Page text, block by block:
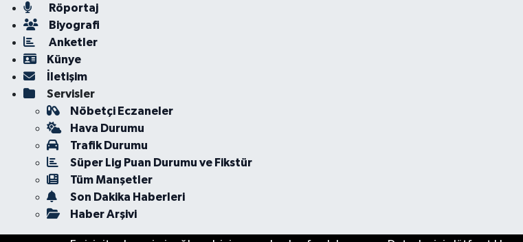
Röportaj
Biyografi
Anketler
Künye
İletişim
Servisler
Nöbetçi Eczaneler
Hava Durumu
Trafik Durumu
Süper Lig Puan Durumu ve Fikstür
Tüm Manşetler
Son Dakika Haberleri
Haber Arşivi